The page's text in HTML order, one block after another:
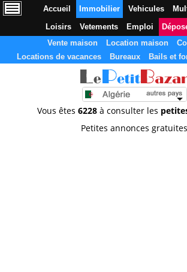
Accueil Immobilier Vehicules
Loisirs
Vetements Emploi
Vente maison
Location maison
Locations de vacances
Bureaux Bails et
Vous êtes 6228 à consulter les
Petites annonces gratuites